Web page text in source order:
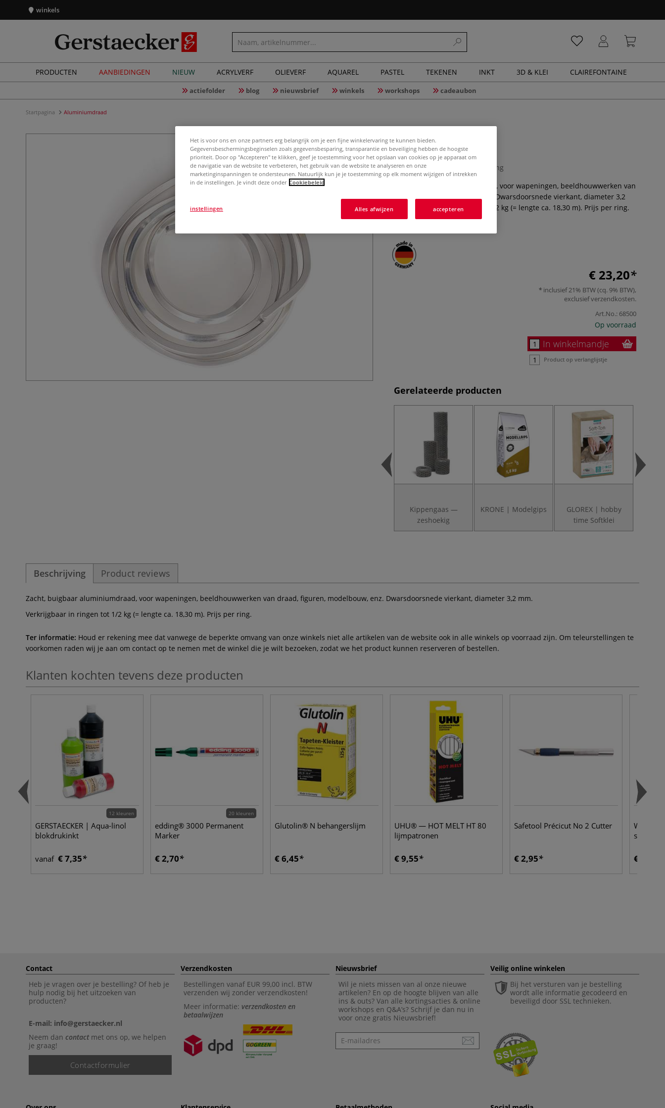
winkels
PRODUCTEN AANBIEDINGEN NIEUW ACRYLVERF OLIEVERF AQUAREL PASTEL TEKENEN INKT 3D & KLEI CLAIREFONTAINE
actiefolder blog nieuwsbrief winkels workshops cadeaubon
Startpagina Aluminiumdraad
Aluminiumdraad
0 Beoordeling
Zacht, buigbaar aluminiumdraad, voor wapeningen, beeldhouwwerken van
draad, figuren, modelbouw, enz. Dwarsdoorsnede vierkant, diameter 3,2
mm. Verkrijgbaar in ringen tot 1/2 kg (= lengte ca. 18,30 m). Prijs per ring.
Meer
€ 23,20
inclusief 21% BTW (cq. 9% BTW),
exclusiefverzendkosten.
Art.No.: 68500
Op voorraad
In winkelmandje
Product op verlanglijstje
Gerelateerde producten
Kippengaas —
zeshoekig
KRONE | Modelgips
GLOREX | hobby
time Softklei
Beschrijving Product reviews
Zacht, buigbaar aluminiumdraad, voor wapeningen, beeldhouwwerken van draad, figuren, modelbouw, enz. Dwarsdoorsnede vierkant, diameter 3,2 mm.
Verkrijgbaar in ringen tot 1/2 kg (= lengte ca. 18,30 m). Prijs per ring.
Ter informatie: Houd er rekening mee dat vanwege de beperkte omvang van onze winkels niet alle artikelen van de website ook in alle winkels op voorraad zijn. Om teleurstellingen te
voorkomen raden wij je aan om contact op te nemen met de winkel die je wilt bezoeken, zodat we het product kunnen reserveren of bestellen.
Klanten kochten tevens deze producten
12 kleuren
GERSTAECKER | Aqua-linol
blokdrukinkt
vanaf € 7,35
20 kleuren
edding® 3000 Permanent
Marker
€ 2,70
Glutolin® N behangerslijm
€ 6,45
UHU® — HOT MELT HT 80
lijmpatronen
€ 9,55
Safetool Précicut No 2 Cutter
€ 2,95
WEDO |
€ 7,15
Contact
Heb je vragen over je bestelling? Of heb je
hulp nodig bij het uitzoeken van
producten?
E-mail: info@gerstaecker.nl
Neem dan contactmet ons op, we helpen
je graag!
Contactformulier
Verzendkosten
Bestellingen vanaf EUR 99,00 incl. BTW
verzenden wij zonder verzendkosten!
Meer informatie: verzendkosten en
betaalwijzen
Nieuwsbrief
Wil je niets missen van al onze nieuwe
artikelen? En op de hoogte blijven van alle
ins & outs? Van alle kortingsacties & online
workshops en Q&A’s? Schrijf je dan nu in
voor onze gratis Nieuwsbrief!
Nieuwsbrief
Veilig online winkelen
Bij het versturen van je bestelling
wordt alle informatie gecodeerd en
beveiligd door SSL technieken.
Het is voor ons en onze partners erg belangrijk om je een fijne winkelervaring te kunnen bieden.
Gegevensbeschermingsbeginselen zoals gegevensbesparing, transparantie en beveiliging hebben de hoogste
prioriteit. Door op "Accepteren" te klikken, geef je toestemming voor het opslaan van cookies op je apparaat om
de navigatie van de website te verbeteren, het gebruik van de website te analyseren en onze
marketinginspanningen te ondersteunen. Natuurlijk kun je je toestemming op elk moment wijzigen of intrekken
in de instellingen. Je vindt deze onder Cookiebeleid
Alles afwijzen accepteren
instellingen